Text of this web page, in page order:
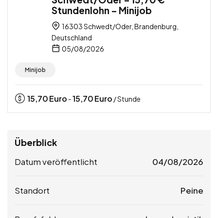
Stundenlohn – Minijob
16303 Schwedt/Oder, Brandenburg,
Deutschland
05/08/2026
Minijob
15,70Euro -15,70Euro / Stunde
Überblick
Datum veröffentlicht 04/08/2026
Standort Peine